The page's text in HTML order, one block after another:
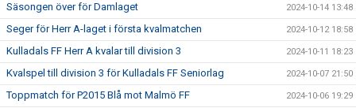
Säsongen över för Damlaget 2024-10-14 13:48
Seger för Herr A-laget i första kvalmatchen 2024-10-12 18:58
Kulladals FF Herr A kvalar till division 3 2024-10-11 18:23
Kvalspel till division 3 för Kulladals FF Seniorlag 2024-10-07 21:50
Toppmatch för P2015 Blå mot Malmö FF 2024-10-06 19:29